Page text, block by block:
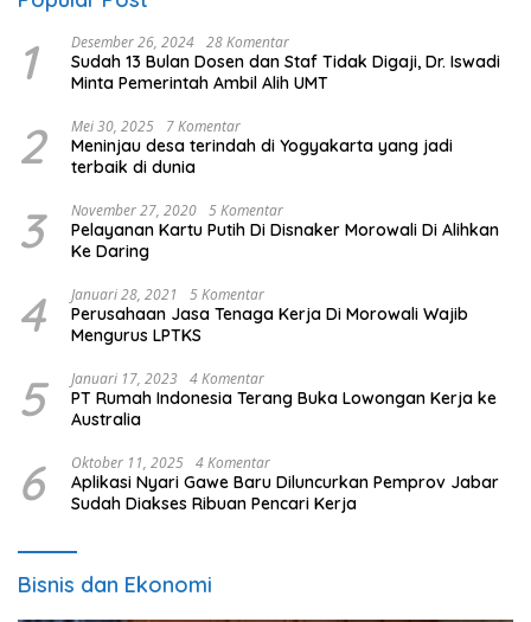
1 Desember 26, 2024 28 Komentar
Sudah 13 Bulan Dosen dan Staf Tidak Digaji, Dr. Iswadi
Minta Pemerintah Ambil Alih UMT
2 Mei 30, 2025 7 Komentar
Meninjau desa terindah di Yogyakarta yang jadi
terbaik di dunia
3 November 27, 2020 5 Komentar
Pelayanan Kartu Putih Di Disnaker Morowali Di Alihkan
Ke Daring
4 Januari 28, 2021 5 Komentar
Perusahaan Jasa Tenaga Kerja Di Morowali Wajib
Mengurus LPTKS
5 Januari 17, 2023 4 Komentar
PT Rumah Indonesia Terang Buka Lowongan Kerja ke
Australia
6 Oktober 11, 2025 4 Komentar
Aplikasi Nyari Gawe Baru Diluncurkan Pemprov Jabar
Sudah Diakses Ribuan Pencari Kerja
Bisnis dan Ekonomi